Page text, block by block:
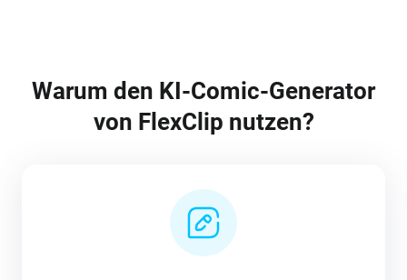
Warum den KI-Comic-Generator
von FlexClip nutzen?